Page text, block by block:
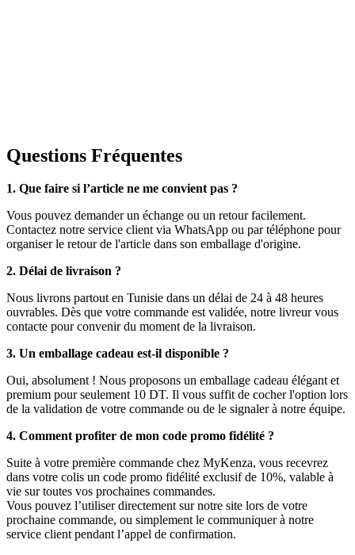
Questions Fréquentes
1. Que faire si l’article ne me convient pas ?
Vous pouvez demander un échange ou un retour facilement.
Contactez notre service client via WhatsApp ou par téléphone pour
organiser le retour de l'article dans son emballage d'origine.
2. Délai de livraison ?
Nous livrons partout en Tunisie dans un délai de 24 à 48 heures
ouvrables. Dès que votre commande est validée, notre livreur vous
contacte pour convenir du moment de la livraison.
3. Un emballage cadeau est-il disponible ?
Oui, absolument ! Nous proposons un emballage cadeau élégant et
premium pour seulement 10 DT. Il vous suffit de cocher l'option lors
de la validation de votre commande ou de le signaler à notre équipe.
4. Comment profiter de mon code promo fidélité ?
Suite à votre première commande chez MyKenza, vous recevrez
dans votre colis un code promo fidélité exclusif de 10%, valable à
vie sur toutes vos prochaines commandes.
Vous pouvez l’utiliser directement sur notre site lors de votre
prochaine commande, ou simplement le communiquer à notre
service client pendant l’appel de confirmation.